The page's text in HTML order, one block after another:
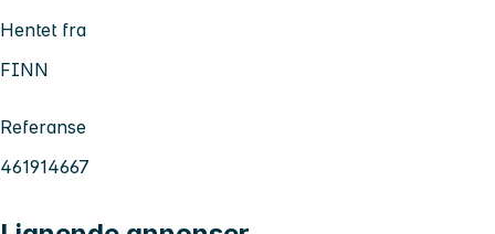
Hentet fra
FINN
Referanse
461914667